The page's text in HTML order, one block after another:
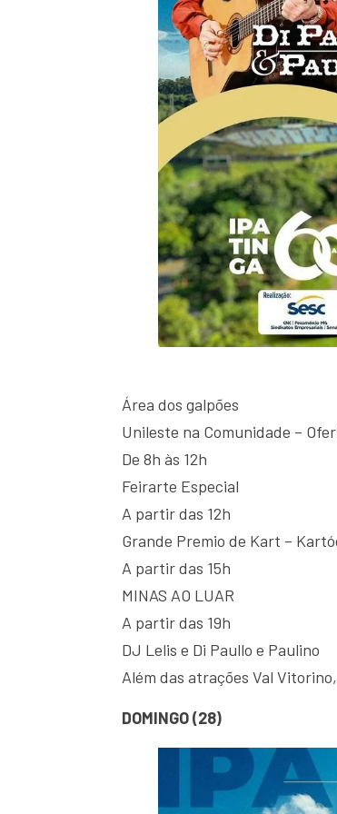
Área dos galpões
Unileste na Comunidade –
De 8h às 12h
Feirarte Especial
A partir das 12h
Grande Premio de Kart –
A partir das 15h
MINAS AO LUAR
A partir das 19h
DJ Lelis e Di Paullo e Paulino
Além das atrações Val
DOMINGO (28)